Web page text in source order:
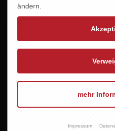
SAILOR´S HOME THE
ändern.
mehr
Impressum